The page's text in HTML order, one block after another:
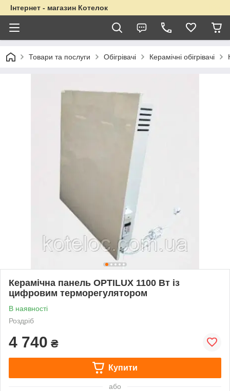
Інтернет - магазин Котелок
Товари та послуги Обігрівачі Керамічні обігрівачі
Керамічна панель OPTILUX 1100 Вт із
цифровим терморегулятором
В наявності
Роздріб
4 740 ₴
Купити
або